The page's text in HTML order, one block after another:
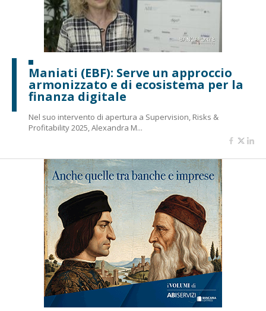
Maniati (EBF): Serve un approccio
armonizzato e di ecosistema per la
finanza digitale
Nel suo intervento di apertura a Supervision, Risks &
Profitability 2025, Alexandra M...